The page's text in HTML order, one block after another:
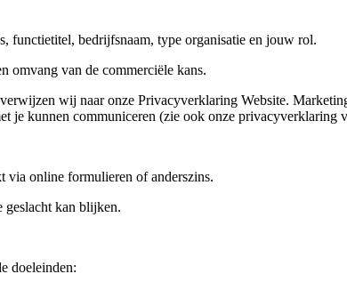
functietitel, bedrijfsnaam, type organisatie en jouw rol.
omvang van de commerciële kans.
wij naar onze Privacyverklaring Website.
je kunnen communiceren (zie ook onze privacyverklaring
via online formulieren of anderszins.
geslacht kan blijken.
doeleinden: